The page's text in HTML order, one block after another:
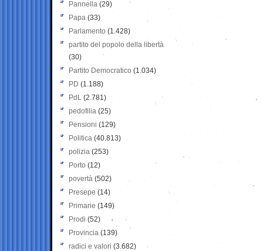
Pannella (29)
Papa (33)
Parlamento (1.428)
partito del popolo della libertà
(30)
Partito Democratico (1.034)
PD (1.188)
PdL (2.781)
pedofilia (25)
Pensioni (129)
Politica (40.813)
polizia (253)
Porto (12)
povertà (502)
Presepe (14)
Primarie (149)
Prodi (52)
Provincia (139)
radici e valori (3.682)